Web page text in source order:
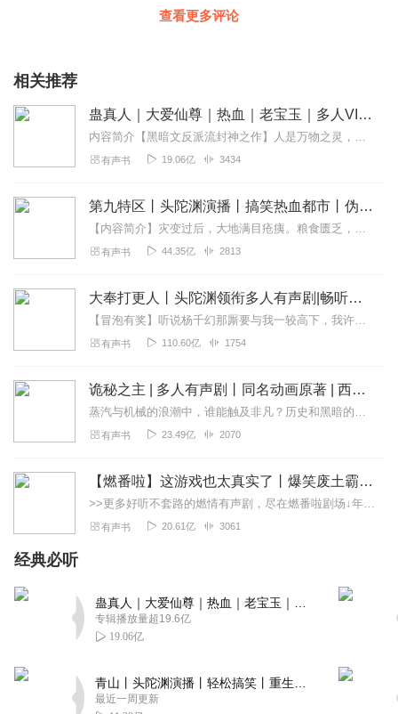
查看更多评论
相关推荐
蛊真人｜大爱仙尊｜热血｜老宝玉｜多人VIP免费有声剧
内容简介【黑暗文反派流封神之作】人是万物之灵，蛊是天地真精。一个穿越者不断重生的故事。一个养蛊、炼蛊、用蛊的奇特世界。配音组（男角色）老宝玉旁白...
有声书 19.06亿 3434
第九特区丨头陀渊演播丨搞笑热血都市丨伪戒丨VIP免费多人有声剧
【内容简介】灾变过后，大地满目疮痍。粮食匮乏，资源紧俏，局势混乱……一位从待规划区杀出来的青年，背对着漫天黄沙，孤身来到九区谋生，却不曾想偶然结识三五好友，一念...
有声书 44.35亿 2813
大奉打更人丨头陀渊领衔多人有声剧|畅听全集|王鹤棣、田曦薇主演影视剧原著|卖报小郎君
【冒泡有奖】听说杨千幻那厮要与我一较高下，我许七安要开始装叉了！快进入声音播放页戳下方输入框，冒个泡偷偷告诉我，我要用哪些诗词才能胜过他？说得好的，有赏！202...
有声书 110.60亿 1754
诡秘之主 | 多人有声剧丨同名动画原著 | 西幻克苏鲁 | 乌贼作品
蒸汽与机械的浪潮中，谁能触及非凡？历史和黑暗的迷雾里，又是谁在耳语？我从诡秘中醒来，睁眼看见这个世界：枪械，大炮，巨舰，飞空艇，差分机；魔药，占卜，诅咒，倒吊人...
有声书 23.49亿 2070
【燃番啦】这游戏也太真实了丨爆笑废土霸榜神作丨紫襟剧社制作
>>更多好听不套路的燃情有声剧，尽在燃番啦剧场↓年度重磅推荐本专辑为VIP免费专辑每天上午10点5集更新，订阅可以听到最新内容哦！每周抽一个专辑五星优质评论送...
有声书 20.61亿 3061
经典必听
专辑播放量超19.6亿
19.06亿
最近一周更新